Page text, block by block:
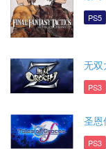
PS5
无双
PS3
圣恩
PS3